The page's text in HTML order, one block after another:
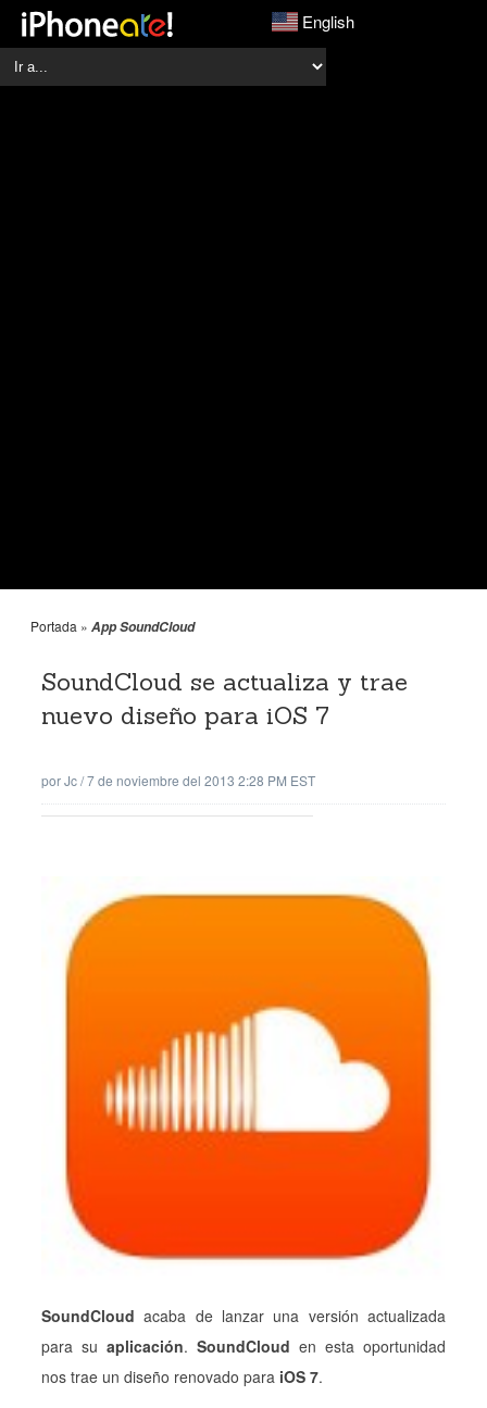
English
Portada » App SoundCloud
SoundCloud se actualiza y trae
nuevo diseño para iOS 7
porJc/7 de noviembre del 2013 2:28 PM EST
SoundCloudacaba de lanzar una versión actualizada
para su aplicación. SoundCloud en esta oportunidad
nos trae un diseño renovado para iOS 7.